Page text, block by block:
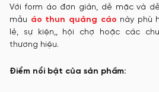
Với form áo đơn giản, dễ mặc và
mẫu áo thun quảng cáo này phù
lẻ, sự kiện,, hội chợ hoặc các
thương hiệu.
Điểm nổi bật của sản phẩm: